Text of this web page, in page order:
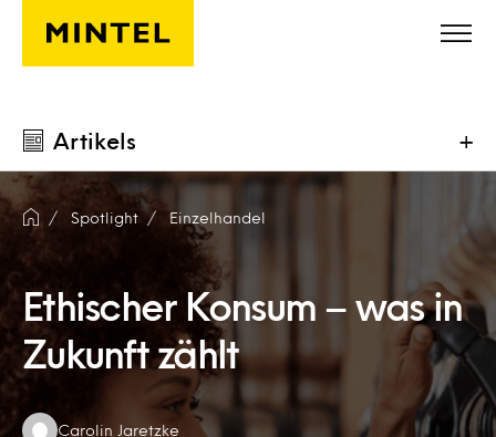
Skip to main content
Artikels +
Spotlight Einzelhandel
Ethischer Konsum – was in
Zukunft zählt
Authors:
Carolin Jaretzke